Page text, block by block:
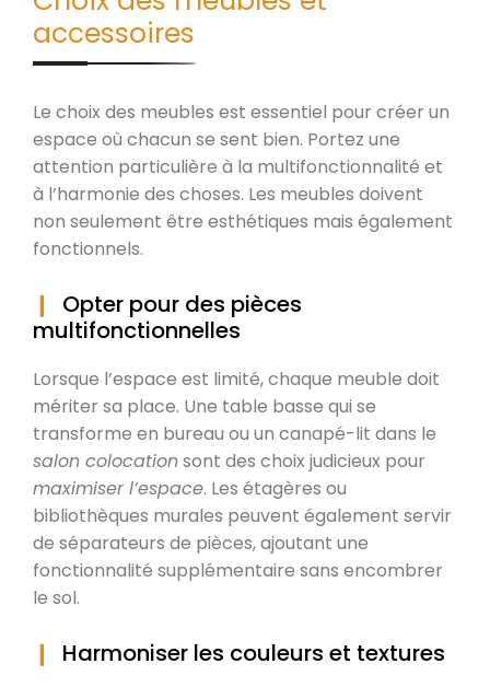
accessoires
Le choix des meubles est essentiel pour créer un
espace où chacun se sent bien. Portez une
attention particulière à la multifonctionnalité et
à l’harmonie des choses. Les meubles doivent
non seulement être esthétiques mais également
fonctionnels.
Opter pour des pièces
multifonctionnelles
Lorsque l’espace est limité, chaque meuble doit
mériter sa place. Une table basse qui se
transforme en bureau ou un canapé-lit dans le
salon colocationsont des choix judicieux pour
maximiser l’espace. Les étagères ou
bibliothèques murales peuvent également servir
de séparateurs de pièces, ajoutant une
fonctionnalité supplémentaire sans encombrer
le sol.
Harmoniser les couleurs et textures